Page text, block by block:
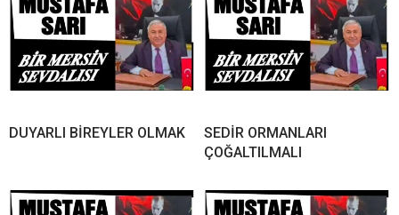
DUYARLI BİREYLER OLMAK
SEDİR ORMANLARI
ÇOĞALTILMALI